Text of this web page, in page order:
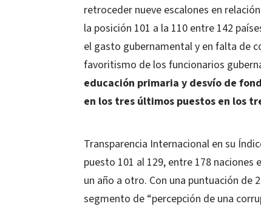
retroceder nueve escalones en
la posición 101 a la 110 entre 142
el gasto gubernamental y en falta de
favoritismo de los funcionarios
educación primaria y desvío de
en los tres últimos puestos en los
Transparencia Internacional en su
puesto 101 al 129, entre 178 naciones
un año a otro. Con una puntuación de
segmento de “percepción de una